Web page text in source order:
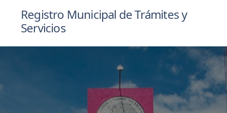
Registro Municipal de Trámites y
Servicios